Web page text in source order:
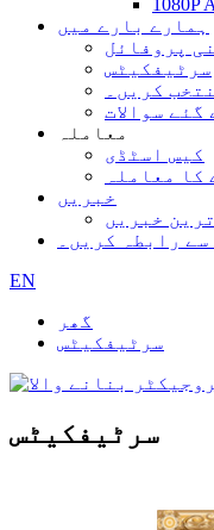
1080P
ہمارے بارے میں
پروفائل
سرٹیفکیٹس
کریں۔
گئے سوالات
معاملہ
کیس اسٹڈی
معاملہ
خبریں
خبریں
سے رابطہ کریں۔
EN
گھر
سرٹیفکیٹس
سرٹیفکیٹس